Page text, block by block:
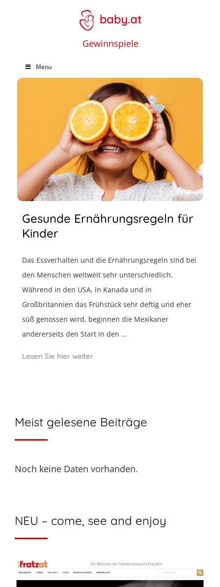
Gewinnspiele
Menu
Gesunde Ernährungsregeln für
Kinder
Das Essverhalten und die Ernährungsregeln sind bei
den Menschen weltweit sehr unterschiedlich.
Während in den USA, in Kanada und in
Großbritannien das Frühstück sehr deftig und eher
süß genossen wird, beginnen die Mexikaner
andererseits den Start in den ...
Lesen Sie hier weiter
Meist gelesene Beiträge
Noch keine Daten vorhanden.
NEU – come, see and enjoy